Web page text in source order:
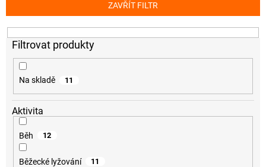
p
r
o
ZAVŘÍT FILTR
Na skladě 11
Aktivita
Běh 12
Běžecké lyžování 11